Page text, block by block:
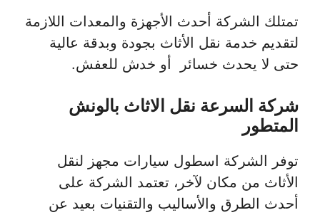
تمتلك الشركة أحدث الأجهزة والمعدات اللازمة
لتقديم خدمة نقل الأثاث بجودة وبدقة عالية
حتى لا يحدث خسائر أو خدش للعفش.
شركة السرعة نقل الاثاث بالونش
المتطور
توفر الشركة اسطول سيارات مجهز لنقل
الأثاث من مكان لآخر، تعتمد الشركة على
أحدث الطرق والأساليب والتقنيات بعيد عن